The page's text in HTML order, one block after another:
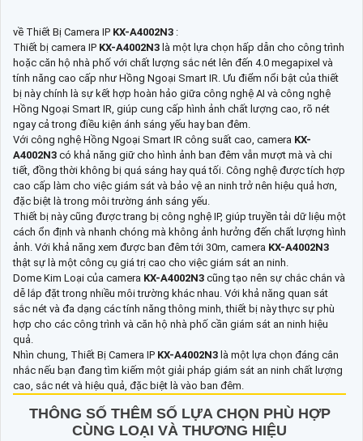
về Thiết Bị Camera IP KX-A4002N3 :
Thiết bị camera IP KX-A4002N3 là một lựa chọn hấp dẫn cho công trình
hoặc căn hộ nhà phố với chất lượng sắc nét lên đến 4.0 megapixel và
tính năng cao cấp như Hồng Ngoại Smart IR. Ưu điểm nổi bật của thiết
bị này chính là sự kết hợp hoàn hảo giữa công nghệ AI và công nghệ
Hồng Ngoại Smart IR, giúp cung cấp hình ảnh chất lượng cao, rõ nét
ngay cả trong điều kiện ánh sáng yếu hay ban đêm.
Với công nghệ Hồng Ngoại Smart IR công suất cao, camera KX-
A4002N3 có khả năng giữ cho hình ảnh ban đêm vẫn mượt mà và chi
tiết, đồng thời không bị quá sáng hay quá tối. Công nghệ được tích hợp
cao cấp làm cho việc giám sát và bảo vệ an ninh trở nên hiệu quả hơn,
đặc biệt là trong môi trường ánh sáng yếu.
Thiết bị này cũng được trang bị công nghệ IP, giúp truyền tải dữ liệu một
cách ổn định và nhanh chóng mà không ảnh hưởng đến chất lượng hình
ảnh. Với khả năng xem được ban đêm tới 30m, camera KX-A4002N3
thật sự là một công cụ giá trị cao cho việc giám sát an ninh.
Dome Kim Loại của camera KX-A4002N3 cũng tạo nên sự chắc chắn và
dễ lắp đặt trong nhiều môi trường khác nhau. Với khả năng quan sát
sắc nét và đa dạng các tính năng thông minh, thiết bị này thực sự phù
hợp cho các công trình và căn hộ nhà phố cần giám sát an ninh hiệu
quả.
Nhìn chung, Thiết Bị Camera IP KX-A4002N3 là một lựa chọn đáng cân
nhắc nếu bạn đang tìm kiếm một giải pháp giám sát an ninh chất lượng
cao, sắc nét và hiệu quả, đặc biệt là vào ban đêm.
THÔNG SỐ THÊM SỐ LỰA CHỌN PHÙ HỢP
CÙNG LOẠI VÀ THƯƠNG HIỆU